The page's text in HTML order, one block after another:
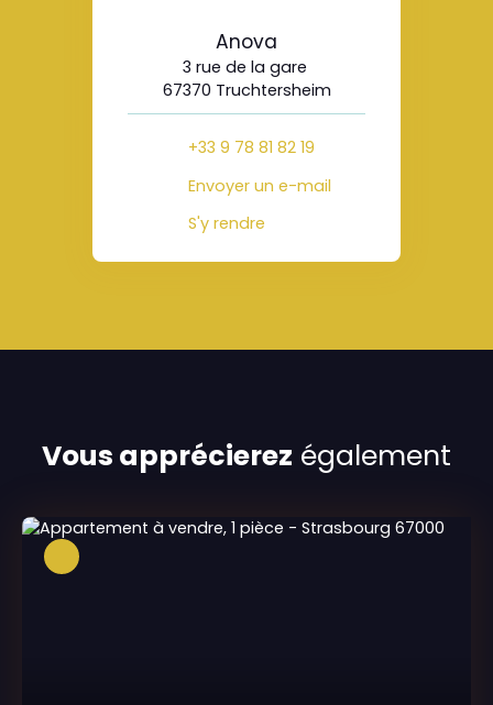
Anova
3 rue de la gare
67370 Truchtersheim
+33 9 78 81 82 19
Envoyer un e-mail
S'y rendre
Vous apprécierez également